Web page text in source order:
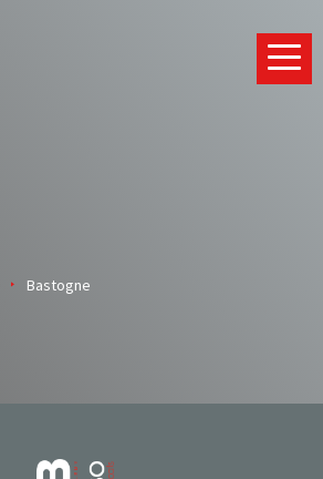
Bastogne
Page d’accueil